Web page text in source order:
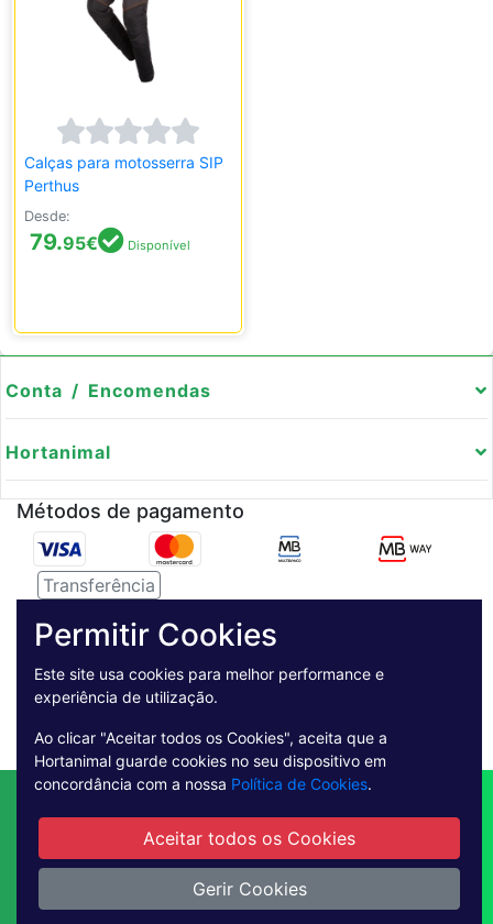
Calças para motosserra SIP
Perthus
Desde:
79.95€ Disponível
Conta / Encomendas
Hortanimal
Métodos de pagamento
Transferência
Pagamento Seguro
Quem Somos
Métodos de Pagamento
Condições Gerais de Utilização
Livro de reclamações online
Permitir Cookies
Este site usa cookies para melhor performance e
experiência de utilização.
Ao clicar "Aceitar todos os Cookies", aceita que a
Hortanimal guarde cookies no seu dispositivo em
concordância com a nossa Política de Cookies.
Aceitar todos os Cookies
Gerir Cookies